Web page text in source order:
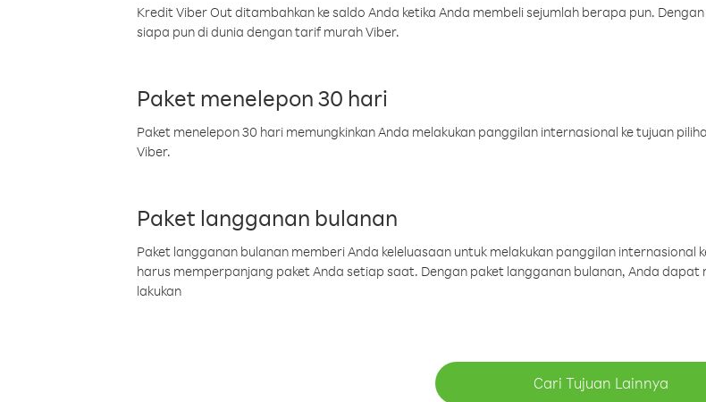
Kredit Viber Out ditambahkan ke saldo Anda ketika Anda membeli sejumlah berapa pun.
siapa pun di dunia dengan tarif murah Viber.
Paket menelepon 30 hari
Paket menelepon 30 hari memungkinkan Anda melakukan panggilan internasional ke tujuan
Viber.
Paket langganan bulanan
Paket langganan bulanan memberi Anda keleluasaan untuk melakukan panggilan
harus memperpanjang paket Anda setiap saat. Dengan paket langganan bulanan, Anda
lakukan
Cari Tujuan Lainnya